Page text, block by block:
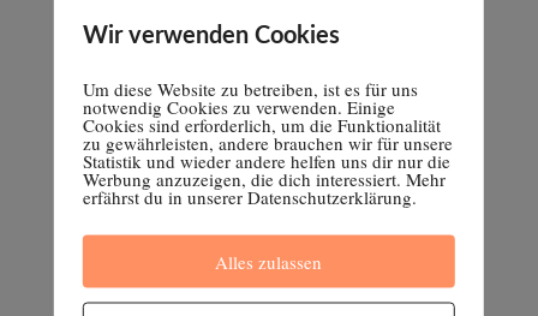
Wir verwenden Cookies
Um diese Website zu betreiben, ist es für uns
notwendig Cookies zu verwenden. Einige
Cookies sind erforderlich, um die Funktionalität
zu gewährleisten, andere brauchen wir für unsere
Statistik und wieder andere helfen uns dir nur die
Werbung anzuzeigen, die dich interessiert. Mehr
erfährst du in unserer Datenschutzerklärung.
Alles zulassen